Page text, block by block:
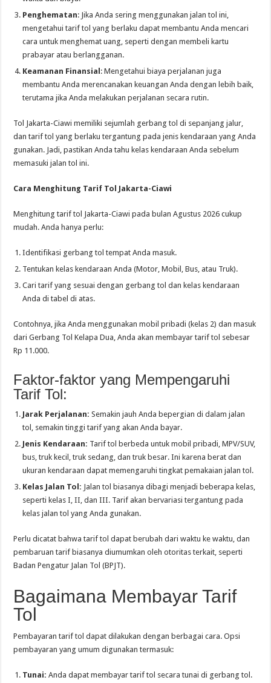
Penghematan: Jika Anda sering menggunakan jalan tol ini,
mengetahui tarif tol yang berlaku dapat membantu Anda mencari
cara untuk menghemat uang, seperti dengan membeli kartu
prabayar atau berlangganan.
Keamanan Finansial : Mengetahui biaya perjalanan juga
membantu Anda merencanakan keuangan Anda dengan lebih baik,
terutama jika Anda melakukan perjalanan secara rutin.
Tol Jakarta-Ciawi memiliki sejumlah gerbang tol di sepanjang jalur,
dan tarif tol yang berlaku tergantung pada jenis kendaraan yang Anda
gunakan. Jadi, pastikan Anda tahu kelas kendaraan Anda sebelum
memasuki jalan tol ini.
Cara Menghitung Tarif Tol Jakarta-Ciawi
Menghitung tarif tol Jakarta-Ciawi pada bulan Agustus 2026 cukup
mudah. Anda hanya perlu:
Identifikasi gerbang tol tempat Anda masuk.
Tentukan kelas kendaraan Anda (Motor, Mobil, Bus, atau Truk).
Cari tarif yang sesuai dengan gerbang tol dan kelas kendaraan
Anda di tabel di atas.
Contohnya, jika Anda menggunakan mobil pribadi (kelas 2) dan masuk
dari Gerbang Tol Kelapa Dua, Anda akan membayar tarif tol sebesar
Rp 11.000.
Faktor-faktor yang Mempengaruhi
Tarif Tol:
Jarak Perjalanan: Semakin jauh Anda bepergian di dalam jalan
tol, semakin tinggi tarif yang akan Anda bayar.
Jenis Kendaraan: Tarif tol berbeda untuk mobil pribadi, MPV/SUV,
bus, truk kecil, truk sedang, dan truk besar. Ini karena berat dan
ukuran kendaraan dapat memengaruhi tingkat pemakaian jalan tol.
Kelas Jalan Tol: Jalan tol biasanya dibagi menjadi beberapa kelas,
seperti kelas I, II, dan III. Tarif akan bervariasi tergantung pada
kelas jalan tol yang Anda gunakan.
Perlu dicatat bahwa tarif tol dapat berubah dari waktu ke waktu, dan
pembaruan tarif biasanya diumumkan oleh otoritas terkait, seperti
Badan Pengatur Jalan Tol (BPJT).
Bagaimana Membayar Tarif
Tol
Pembayaran tarif tol dapat dilakukan dengan berbagai cara. Opsi
pembayaran yang umum digunakan termasuk:
Tunai: Anda dapat membayar tarif tol secara tunai di gerbang tol.